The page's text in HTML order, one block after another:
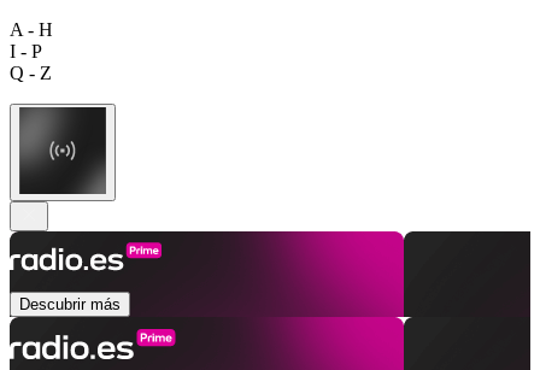
A - H
I - P
Q - Z
Descubrir más